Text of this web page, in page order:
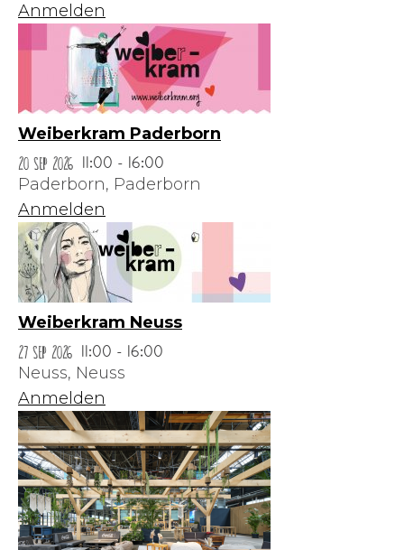
Anmelden
Weiberkram Paderborn
20 Sep 2026
11:00 - 16:00
Paderborn, Paderborn
Anmelden
Weiberkram Neuss
27 Sep 2026
11:00 - 16:00
Neuss, Neuss
Anmelden